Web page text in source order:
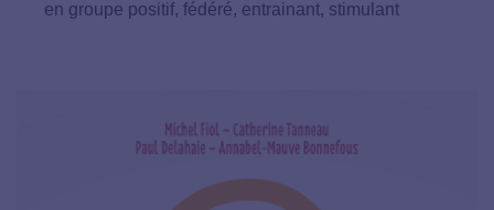
en groupe positif, fédéré, entrainant, stimulant